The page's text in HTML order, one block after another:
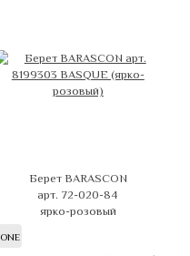
Берет BARASCON
арт. 72-020-84
ярко-розовый
ONE